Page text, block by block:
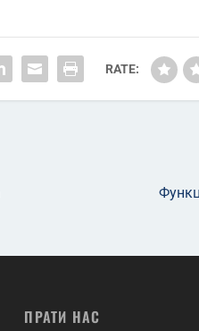
RATE:
ПРАТИ НАС